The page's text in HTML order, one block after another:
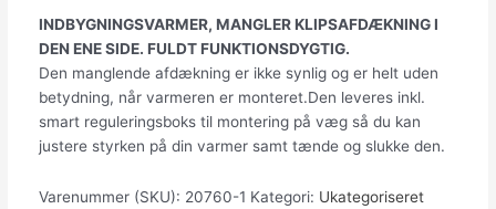
INDBYGNINGSVARMER, MANGLER KLIPSAFDÆKNING I
DEN ENE SIDE. FULDT FUNKTIONSDYGTIG.
Den manglende afdækning er ikke synlig og er helt uden
betydning, når varmeren er monteret.Den leveres inkl.
smart reguleringsboks til montering på væg så du kan
justere styrken på din varmer samt tænde og slukke den.
Varenummer (SKU): 20760-1 Kategori: Ukategoriseret